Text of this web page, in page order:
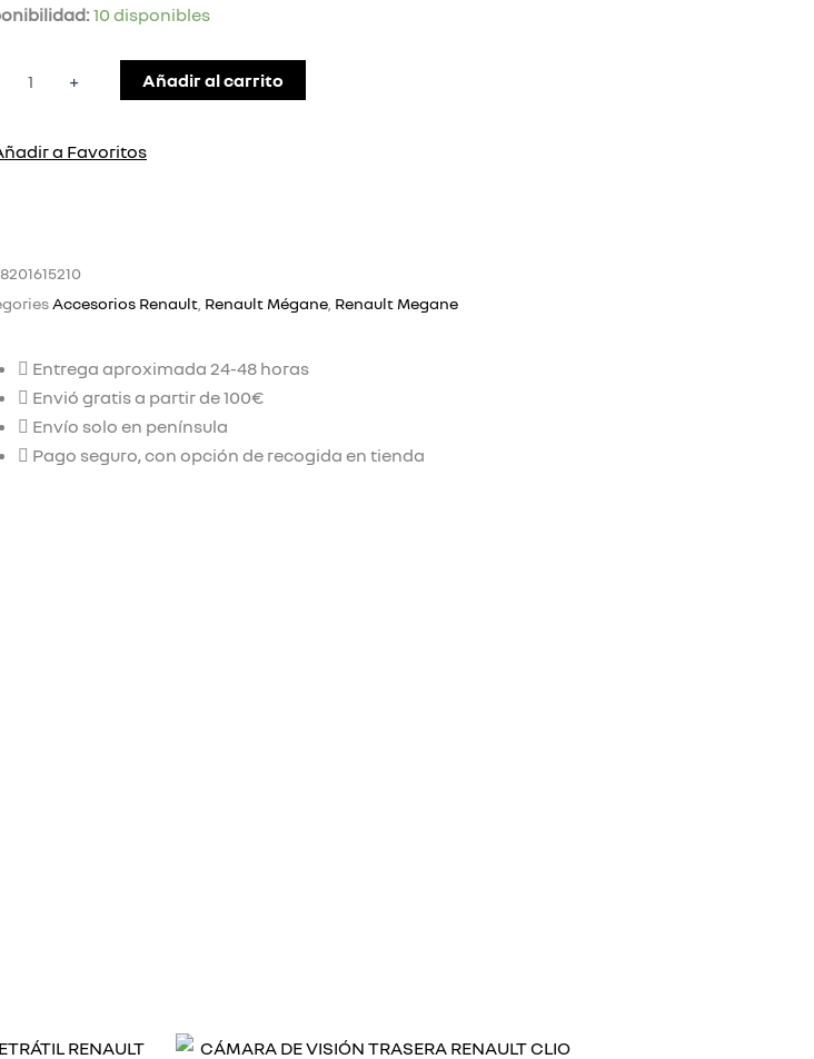
10 disponibles
+ Añadir al carrito
a Favoritos
8201615210
Accesorios Renault Renault Mégane Renault Megane
Entrega aproximada 24-48 horas
Envió gratis a partir de 100€
Envío solo en península
Pago seguro, con opción de recogida en tienda